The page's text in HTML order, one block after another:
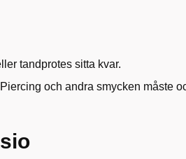
tandprotes sitta kvar.
och andra smycken måste